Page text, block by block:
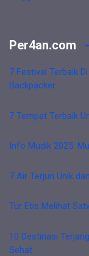
Per4an.com
7 Festival Terbaik
Backpacker
7 Tempat Terbaik
Info Mudik 2025:
7 Air Terjun Unik
Tur Etis Melihat
10 Destinasi
Sehat